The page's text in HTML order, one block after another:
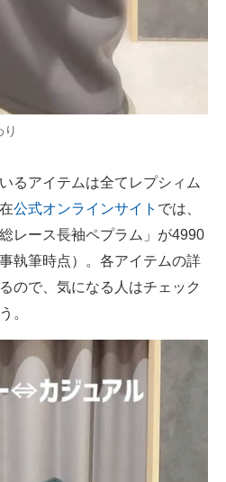
るアイテムは全てレプシィム
公式オンラインサイト では、
レース長袖ペプラム」が4990
執筆時点）。各アイテムの詳
ので、気になる人はチェック
。